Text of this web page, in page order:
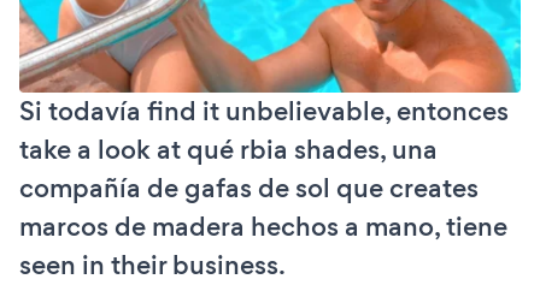
Si todavía find it unbelievable, entonces
take a look at qué rbia shades, una
compañía de gafas de sol que creates
marcos de madera hechos a mano, tiene
seen in their business.